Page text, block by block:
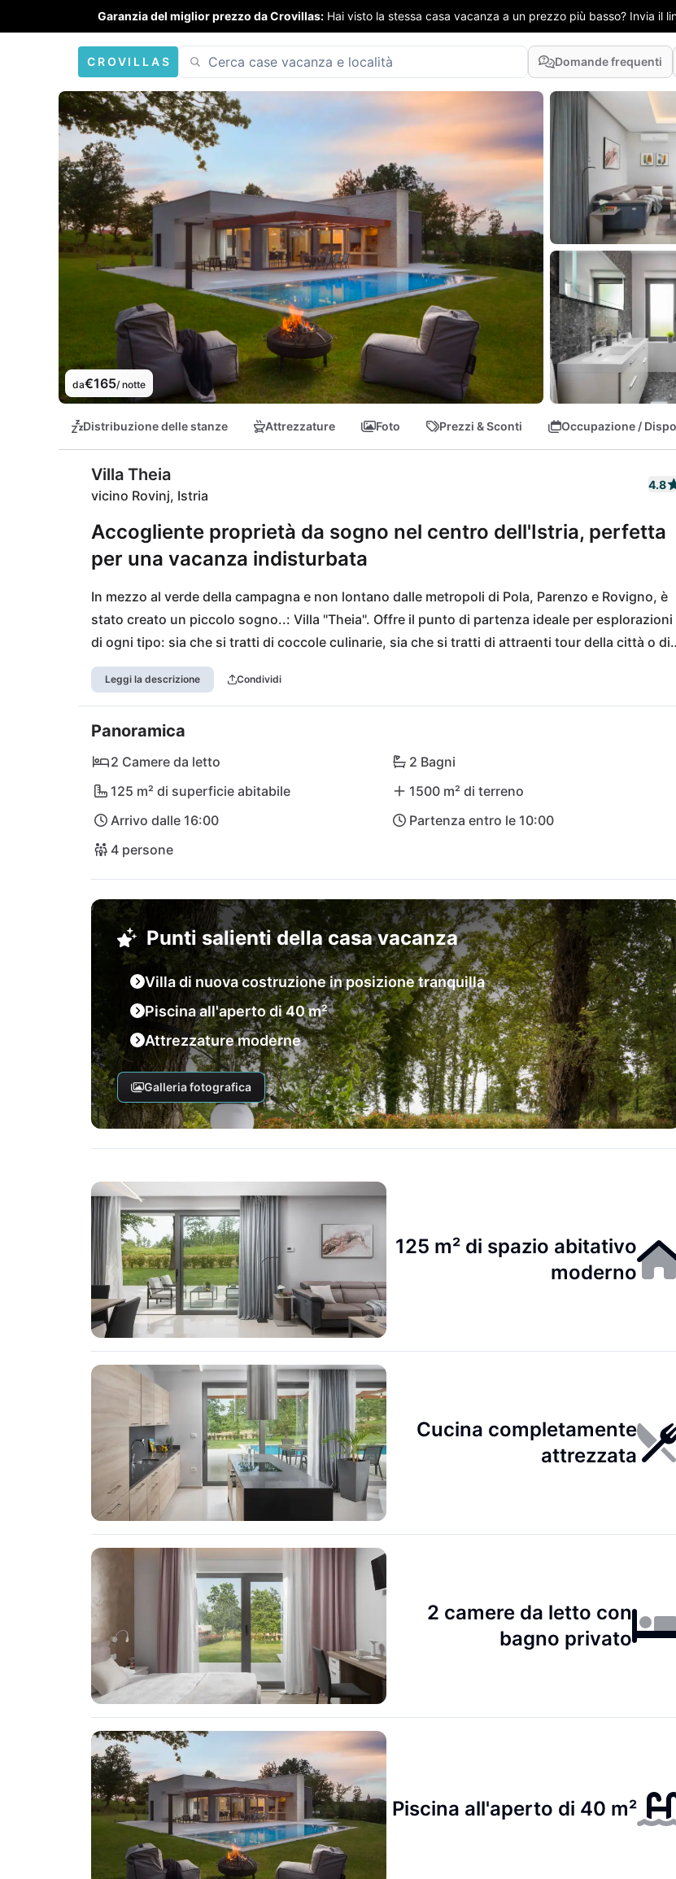
Garanzia del miglior prezzo da Crovillas: Hai visto la stessa casa vacanza a un prezzo più basso? Invia il
CROVILLAS Domande frequenti
da€165/ notte
Distribuzione delle stanze Attrezzature Foto Prezzi & Sconti Occupazione /
Villa Theia
vicino Rovinj, Istria
4.8
Accogliente proprietà da sogno nel centro dell'Istria, perfetta
per una vacanza indisturbata
In mezzo al verde della campagna e non lontano dalle metropoli di Pola, Parenzo e Rovigno, è
stato creato un piccolo sogno..: Villa "Theia". Offre il punto di partenza ideale per esplorazioni
di ogni tipo: sia che si tratti di coccole culinarie, sia che si tratti di attraenti tour della città o di
grandi tratti di costa: Theia è un tuttofare per piccole famiglie o amici e convince su tutta la
linea. Tutte le necessità quotidiane sono raggiungibili in 15 minuti a piedi e l'aeroporto
internazionale di Pola è vicino a 40 km.
Leggi la descrizione Condividi
Panoramica
2 Camere da letto
2 Bagni
125 m² di superficie abitabile
1500 m² di terreno
Arrivo dalle 16:00
Partenza entro le 10:00
4 persone
Punti salienti della casa vacanza
Villa di nuova costruzione in posizione tranquilla
Piscina all'aperto di 40 m²
Attrezzature moderne
Galleria fotografica
125 m² di spazio abitativo
moderno
Cucina completamente
attrezzata
2 camere da letto con
bagno privato
Piscina all'aperto di 40 m²